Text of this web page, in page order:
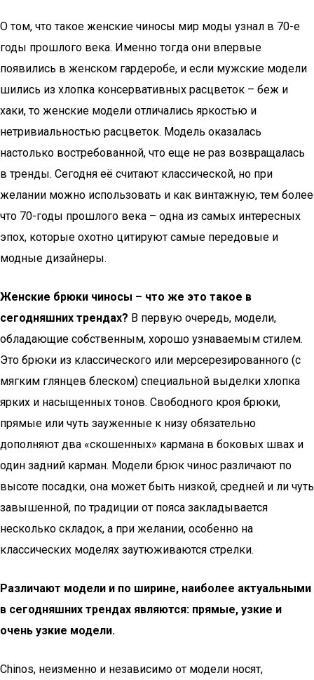
О том, что такое женские чиносы мир моды узнал в 70-е
годы прошлого века. Именно тогда они впервые
появились в женском гардеробе, и если мужские модели
шились из хлопка консервативных расцветок – беж и
хаки, то женские модели отличались яркостью и
нетривиальностью расцветок. Модель оказалась
настолько востребованной, что еще не раз возвращалась
в тренды. Сегодня её считают классической, но при
желании можно использовать и как винтажную, тем более
что 70-годы прошлого века – одна из самых интересных
эпох, которые охотно цитируют самые передовые и
модные дизайнеры.
Женские брюки чиносы – что же это такое в
сегодняшних трендах? В первую очередь, модели,
обладающие собственным, хорошо узнаваемым стилем.
Это брюки из классического или мерсерезированного (с
мягким глянцев блеском) специальной выделки хлопка
ярких и насыщенных тонов. Свободного кроя брюки,
прямые или чуть зауженные к низу обязательно
дополняют два «скошенных» кармана в боковых швах и
один задний карман. Модели брюк чинос различают по
высоте посадки, она может быть низкой, средней и ли чуть
завышенной, по традиции от пояса закладывается
несколько складок, а при желании, особенно на
классических моделях заутюживаются стрелки.
Различают модели и по ширине, наиболее актуальными
в сегодняшних трендах являются: прямые, узкие и
очень узкие модели.
Chinos, неизменно и независимо от модели носят,